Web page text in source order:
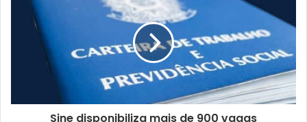
Sine disponibiliza mais de 900 vagas